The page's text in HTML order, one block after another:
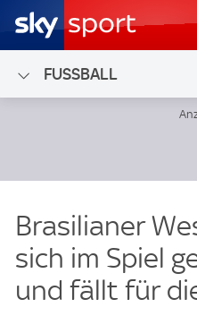
FUSSBALL
Brasilianer
sich im Spiel
und fällt für